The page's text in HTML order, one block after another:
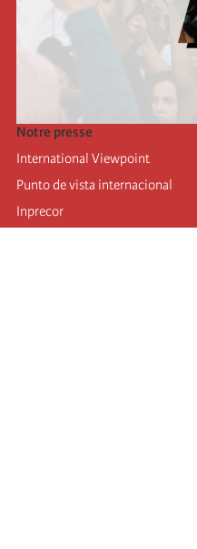
Notre presse
International Viewpoint
Punto de vista internacional
Inprecor